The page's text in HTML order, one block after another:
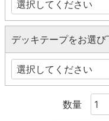
必
須
)
デッキテープをお選び